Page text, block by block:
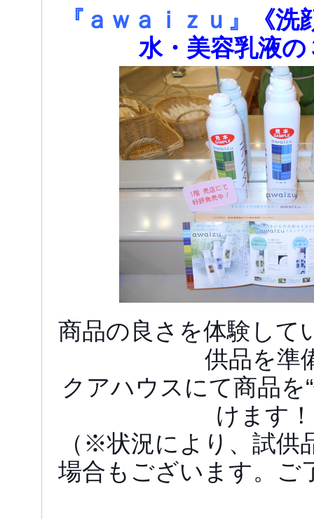
『ａｗａｉｚｕ』
《
水・美容乳液の
商品の良さを体験して
供品を準
クアハウスにて商品を
けます
（※状況により、試供
場合もございます。ご